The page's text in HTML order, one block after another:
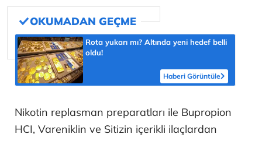
Rota yukarı mı? Altında yeni hedef belli
oldu!
Haberi Görüntüle
Nikotin replasman preparatları ile Bupropion
HCI, Vareniklin ve Sitizin içerikli ilaçlardan